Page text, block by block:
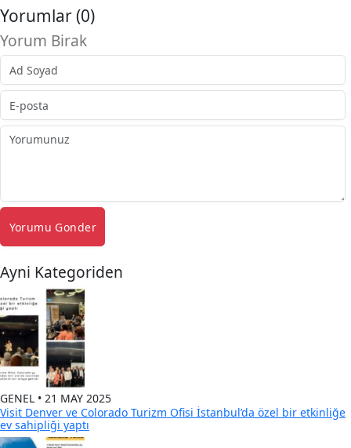
Yorumlar (0)
Yorum Birak
Yorumu Gonder
Ayni Kategoriden
GENEL • 21 MAY 2025
Visit Denver ve Colorado Turizm Ofisi İstanbul’da özel bir etkinliğe
ev sahipliği yaptı